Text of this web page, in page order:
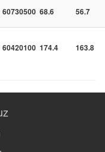
60730500 68.6 56.7
60420100 174.4 163.8